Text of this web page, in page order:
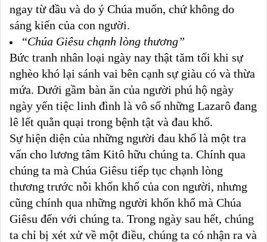
ngay từ đầu và do ý Chúa muốn, chứ không do
sáng kiến của con người.
“Chúa Giêsu chạnh lòng thương”
Bức tranh nhân loại ngày nay thật tăm tối khi sự
nghèo khó lại sánh vai bên cạnh sự giàu có và thừa
mứa. Dưới gầm bàn ăn của người phú hộ ngày
ngày yến tiệc linh đình là vô số những Lazarô đang
lê lết quằn quại trong bệnh tật và đau khổ.
Sự hiện diện của những người đau khổ là một tra
vấn cho lương tâm Kitô hữu chúng ta. Chính qua
chúng ta mà Chúa Giêsu tiếp tục chạnh lòng
thương trước nỗi khốn khổ của con người, nhưng
cũng chính qua những người khốn khổ mà Chúa
Giêsu đến với chúng ta. Trong ngày sau hết, chúng
ta chỉ bị xét xử về một điều, chúng ta có nhận ra và